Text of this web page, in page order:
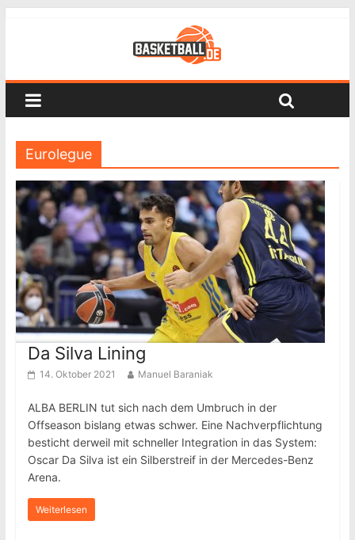
Eurolegue
Da Silva Lining
14. Oktober 2021 Manuel Baraniak
ALBA BERLIN tut sich nach dem Umbruch in der
Offseason bislang etwas schwer. Eine Nachverpflichtung
besticht derweil mit schneller Integration in das System:
Oscar Da Silva ist ein Silberstreif in der Mercedes-Benz
Arena.
Weiterlesen